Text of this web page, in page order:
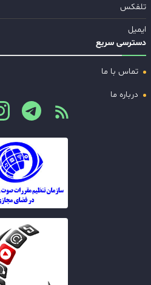
تلفکس
ایمیل
دسترسی سریع
تماس با ما
درباره ما